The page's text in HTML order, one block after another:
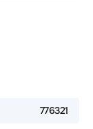
776321